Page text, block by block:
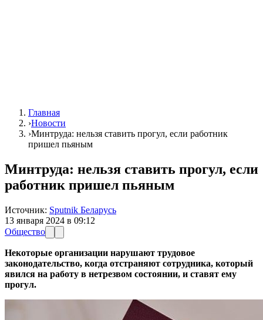
Главная
›Новости
›Минтруда: нельзя ставить прогул, если работник
пришел пьяным
Минтруда: нельзя ставить прогул, если
работник пришел пьяным
Источник: Sputnik Беларусь
13 января 2024 в 09:12
Общество
Некоторые организации нарушают трудовое
законодательство, когда отстраняют сотрудника, который
явился на работу в нетрезвом состоянии, и ставят ему
прогул.